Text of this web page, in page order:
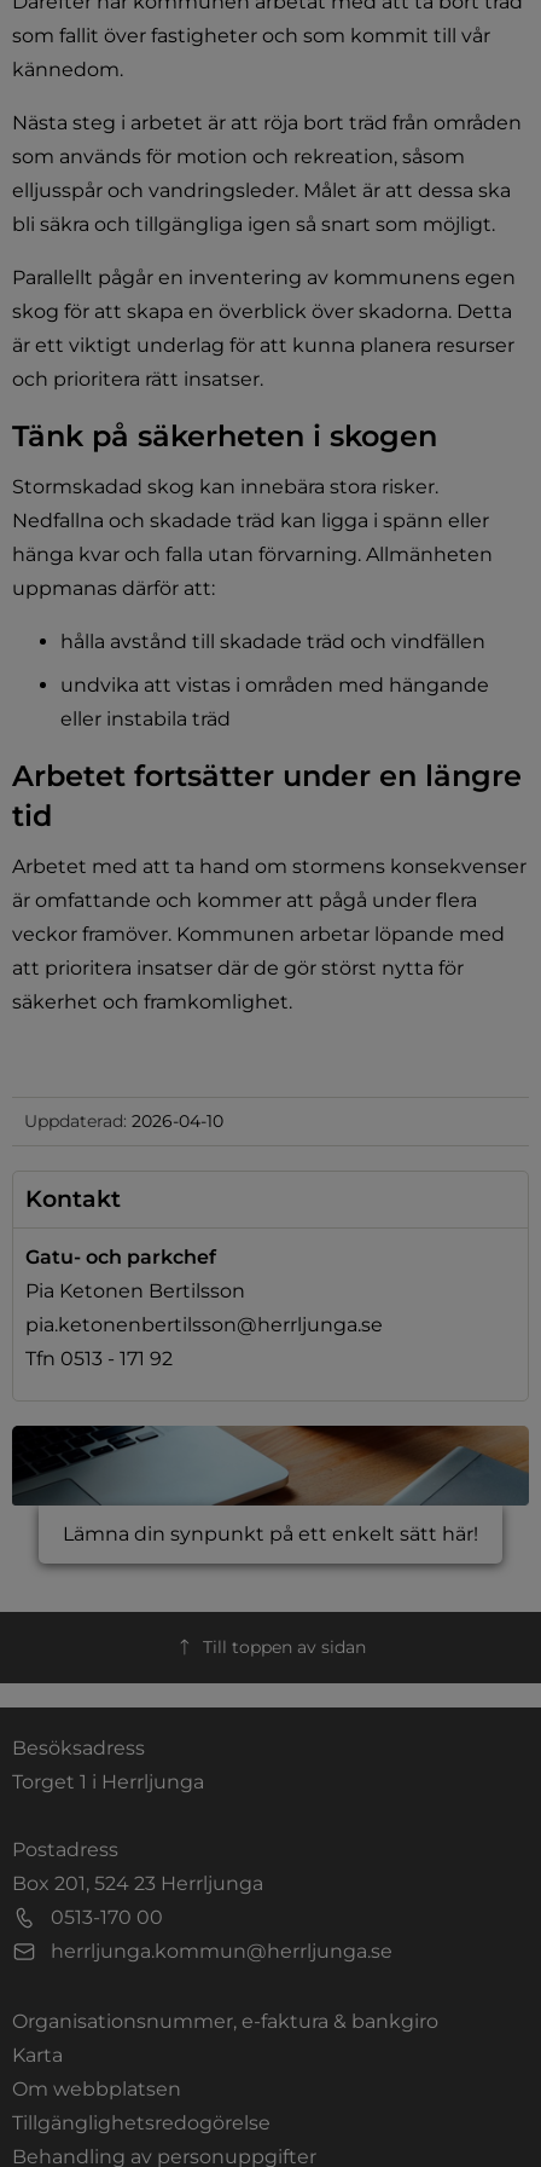
som fallit över fastigheter och som kommit till vår
kännedom.
Nästa steg i arbetet är att röja bort träd från områden
som används för motion och rekreation, såsom
elljusspår och vandringsleder. Målet är att dessa ska
bli säkra och tillgängliga igen så snart som möjligt.
Parallellt pågår en inventering av kommunens egen
skog för att skapa en överblick över skadorna. Detta
är ett viktigt underlag för att kunna planera resurser
och prioritera rätt insatser.
Tänk på säkerheten i skogen
Stormskadad skog kan innebära stora risker.
Nedfallna och skadade träd kan ligga i spänn eller
hänga kvar och falla utan förvarning. Allmänheten
uppmanas därför att:
hålla avstånd till skadade träd och vindfällen
undvika att vistas i områden med hängande
eller instabila träd
Arbetet fortsätter under en längre
tid
Arbetet med att ta hand om stormens konsekvenser
är omfattande och kommer att pågå under flera
veckor framöver. Kommunen arbetar löpande med
att prioritera insatser där de gör störst nytta för
säkerhet och framkomlighet.
Uppdaterad: 2026-04-10
Kontakt
Gatu- och parkchef
Pia Ketonen Bertilsson
pia.ketonenbertilsson@herrljunga.se
Tfn 0513 - 171 92
Lämna din synpunkt på ett enkelt sätt här!
Till toppen av sidan
Besöksadress
Torget 1 i Herrljunga
Postadress
Box 201, 524 23 Herrljunga
0513-170 00
herrljunga.kommun@herrljunga.se
Organisationsnummer, e-faktura & bankgiro
Karta
Om webbplatsen
Tillgänglighetsredogörelse
Behandling av personuppgifter